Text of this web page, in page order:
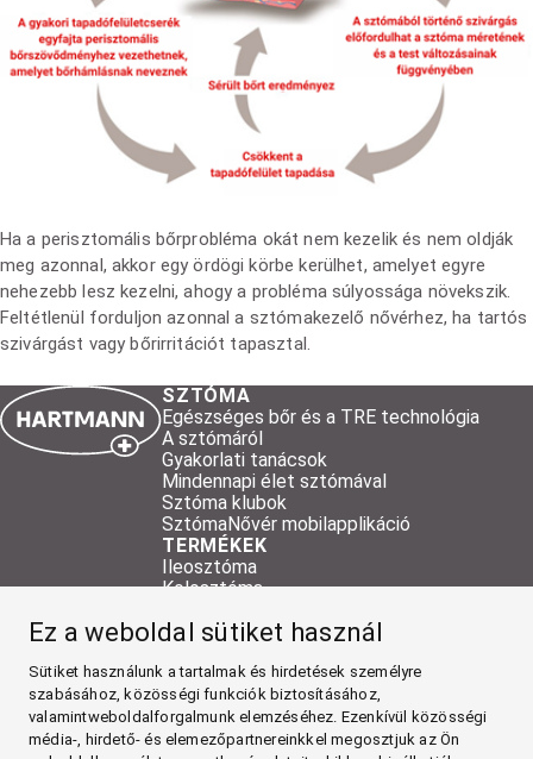
Ez a weboldal sütiket használ
Sütiket használunk a tartalmak és hirdetések személyre
szabásához, közösségi funkciók biztosításához,
valamintweboldalforgalmunk elemzéséhez. Ezenkívül közösségi
média-, hirdető- és elemezőpartnereinkkel megosztjuk az Ön
Ha a perisztomális bőrprobléma okát nem kezelik és nem oldják
meg azonnal, akkor egy ördögi körbe kerülhet, amelyet egyre
nehezebb lesz kezelni, ahogy a probléma súlyossága növekszik.
Feltétlenül forduljon azonnal a sztómakezelő nővérhez, ha tartós
szivárgást vagy bőrirritációt tapasztal.
SZTÓMA
Egészséges bőr és a TRE technológia
A sztómáról
Gyakorlati tanácsok
Mindennapi élet sztómával
Sztóma klubok
SztómaNővér mobilapplikáció
TERMÉKEK
Ileosztóma
Kolosztóma
Kiegészítő termékek
Mintarendelés
RÓLUNK
Kapcsolat
Termékek vásárlása